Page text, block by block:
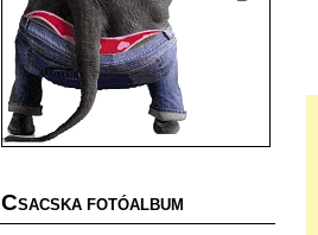
CSACSKA FOTÓALBUM